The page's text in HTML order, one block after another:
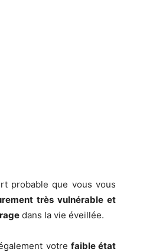
probable que vous vous
très vulnérable et
dans la vie éveillée.
votre faible état